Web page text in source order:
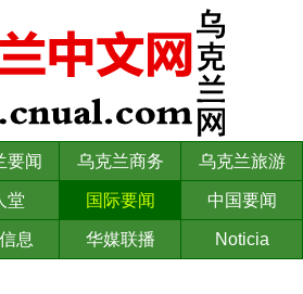
要闻 乌克兰商务 乌克兰旅游
堂 国际要闻 中国要闻
息 华媒联播
Noticia